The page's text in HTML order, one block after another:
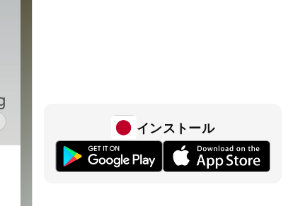
インストール